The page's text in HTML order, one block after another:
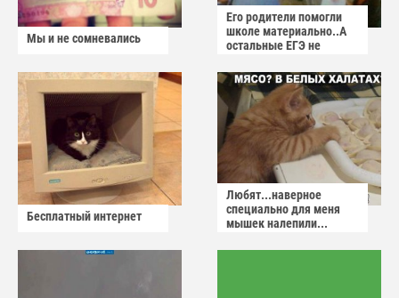
Мы и не сомневались
Его родители помогли
школе материально..А
остальные ЕГЭ не
Бесплатный интернет
Любят...наверное
специально для меня
мышек налепили...